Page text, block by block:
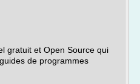
gratuit et Open Source qui
de programmes